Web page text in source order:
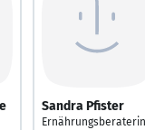
Sandra Pfister
Ernährungsberaterin